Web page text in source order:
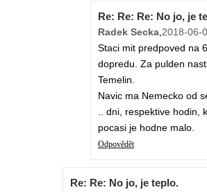
Re: Re: Re: No jo, je
Radek Secka,2018-06-
Staci mit predpoved na
dopredu. Za pulden
Temelin.
Navic ma Nemecko od
.. dni, respektive hodin,
pocasi je hodne malo.
Odpovědět
Re: Re: No jo, je teplo.